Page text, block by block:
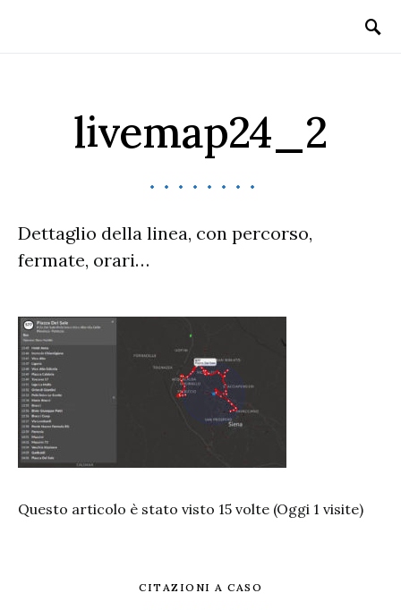
livemap24_2
Dettaglio della linea, con percorso,
fermate, orari…
Questo articolo è stato visto 15 volte (Oggi 1 visite)
CITAZIONI A CASO